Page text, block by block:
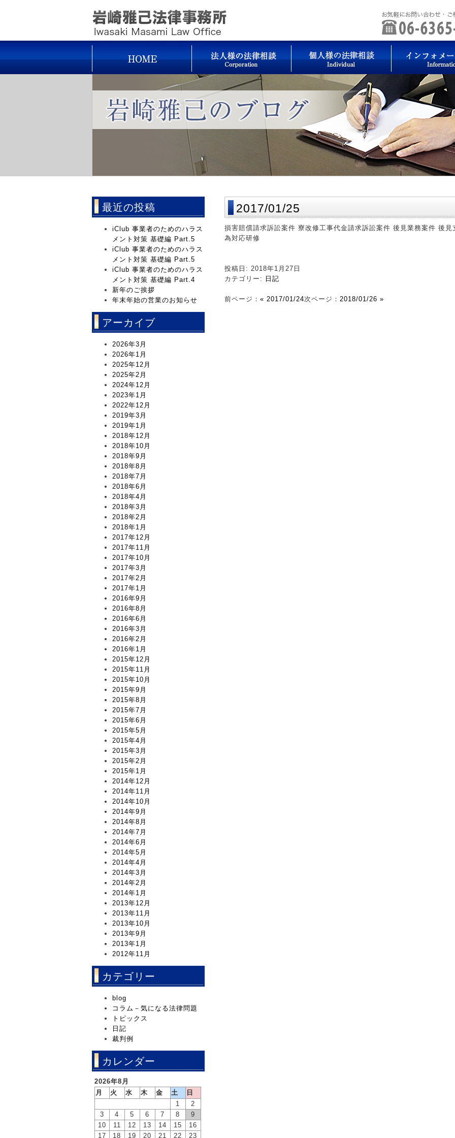
2017/01/25
損害賠償請求訴訟案件 寮改修工事代金請求訴訟案件 後見業務案件 後
為対応研修
投稿日: 2018年1月27日
カテゴリー:
日記
前ページ： « 2017/01/24次ページ： 2018/01/26 »
最近の投稿
iClub 事業者のためのハラス
メント対策 基礎編 Part.5
iClub 事業者のためのハラス
メント対策 基礎編 Part.5
iClub 事業者のためのハラス
メント対策 基礎編 Part.4
新年のご挨拶
年末年始の営業のお知らせ
アーカイブ
2026年3月
2026年1月
2025年12月
2025年2月
2024年12月
2023年1月
2022年12月
2019年3月
2019年1月
2018年12月
2018年10月
2018年9月
2018年8月
2018年7月
2018年6月
2018年4月
2018年3月
2018年2月
2018年1月
2017年12月
2017年11月
2017年10月
2017年3月
2017年2月
2017年1月
2016年9月
2016年8月
2016年6月
2016年3月
2016年2月
2016年1月
2015年12月
2015年11月
2015年10月
2015年9月
2015年8月
2015年7月
2015年6月
2015年5月
2015年4月
2015年3月
2015年2月
2015年1月
2014年12月
2014年11月
2014年10月
2014年9月
2014年8月
2014年7月
2014年6月
2014年5月
2014年4月
2014年3月
2014年2月
2014年1月
2013年12月
2013年11月
2013年10月
2013年9月
2013年1月
2012年11月
カテゴリー
blog
コラム－気になる法律問題
トピックス
日記
裁判例
カレンダー
2026年8月
月
火 水 木 金 土
日
1
2
3
4 5 6 7 8
9
10
11 12 13 14 15
16
17
18 19 20 21 22 23